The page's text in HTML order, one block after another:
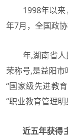
1998年以来
年7月，全国政
年,湖南省人
荣称号,是益阳
“国家级先进教
“职业教育管理明
近五年获得